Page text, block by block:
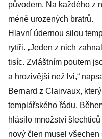
původem. Na každého z
méně urozených bratrů.
Hlavní údernou silou
rytíři. „Jeden z nich
tisíc. Zvláštním poutem
a hrozivější než lvi,“
Bernard z Clairvaux,
templářského řádu.
hlásilo množství
nový člen musel